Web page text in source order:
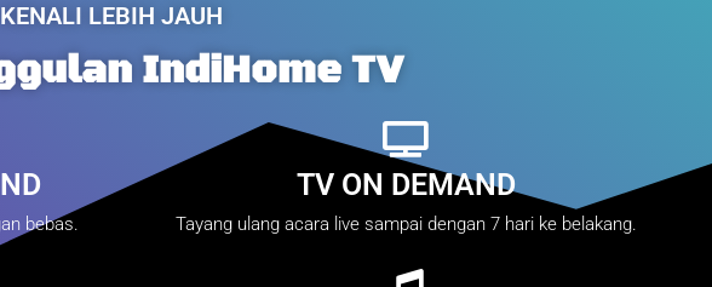
KENALI LEBIH JAUH
IndiHome TV
bebas.
TV ON DEMAND
Tayang ulang acara live sampai dengan 7 hari ke belakang.